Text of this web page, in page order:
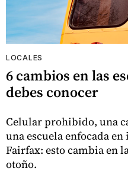
LOCALES
6 cambios en las
debes conocer
Celular prohibido, una
una escuela enfocada
Fairfax: esto cambia en
otoño.